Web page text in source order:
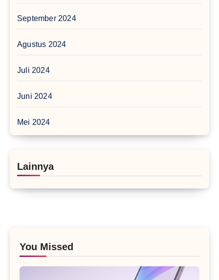
September 2024
Agustus 2024
Juli 2024
Juni 2024
Mei 2024
Lainnya
You Missed